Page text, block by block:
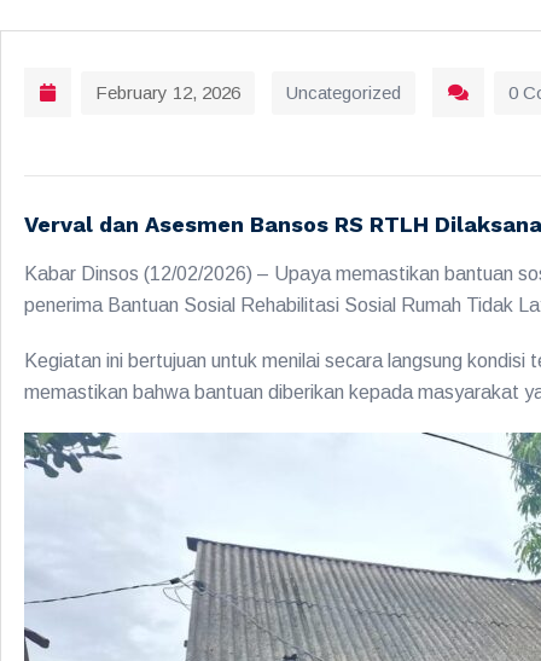
February 12, 2026 Uncategorized 0
Verval dan Asesmen Bansos RS RTLH
Kabar Dinsos (12/02/2026) – Upaya memastikan bantuan
penerima Bantuan Sosial Rehabilitasi Sosial Rumah Tidak
Kegiatan ini bertujuan untuk menilai secara langsung
memastikan bahwa bantuan diberikan kepada masyarakat